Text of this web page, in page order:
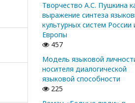
Творчество А.С. Пушкина
выражение синтеза
культурных систем России
Европы
457
Модель языковой
носителя диалогической
языковой способности
225